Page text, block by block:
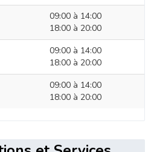
09:00 à 14:00
18:00 à 20:00
09:00 à 14:00
18:00 à 20:00
09:00 à 14:00
18:00 à 20:00